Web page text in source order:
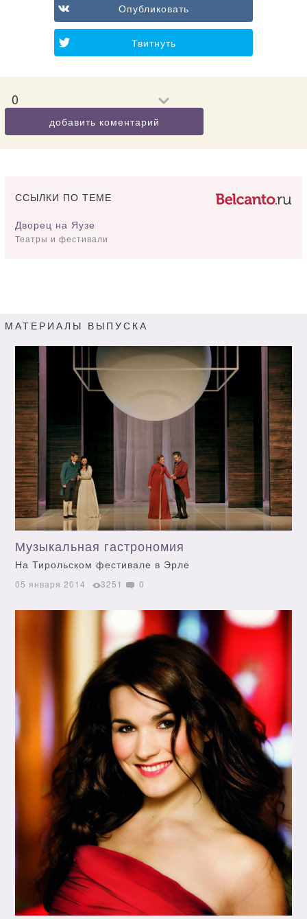
Опубликовать
Твитнуть
0
добавить коментарий
ССЫЛКИ ПО ТЕМЕ
Дворец на Яузе
Театры и фестивали
МАТЕРИАЛЫ ВЫПУСКА
Музыкальная гастрономия
На Тирольском фестивале в Эрле
05 января 2014 3251 0